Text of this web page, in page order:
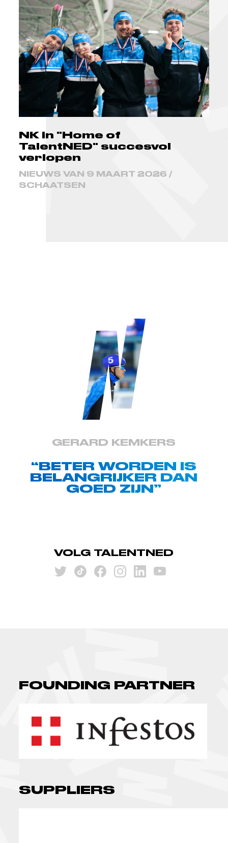
NK in "Home of
TalentNED" succesvol
verlopen
NIEUWS VAN 9 MAART 2026 /
SCHAATSEN
GERARD KEMKERS
“BETER WORDEN IS
BELANGRIJKER DAN
GOED ZIJN”
VOLG TALENTNED
FOUNDING PARTNER
SUPPLIERS